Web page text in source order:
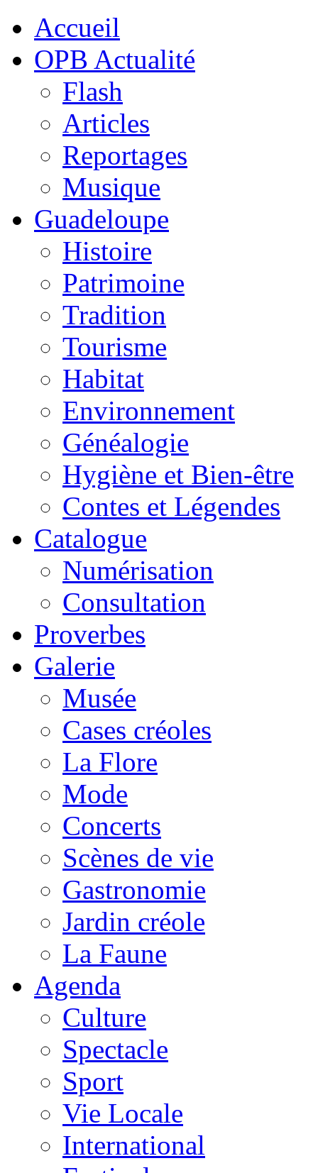
Accueil
OPB Actualité
Flash
Articles
Reportages
Musique
Guadeloupe
Histoire
Patrimoine
Tradition
Tourisme
Habitat
Environnement
Généalogie
Hygiène et Bien-être
Contes et Légendes
Catalogue
Numérisation
Consultation
Proverbes
Galerie
Musée
Cases créoles
La Flore
Mode
Concerts
Scènes de vie
Gastronomie
Jardin créole
La Faune
Agenda
Culture
Spectacle
Sport
Vie Locale
International